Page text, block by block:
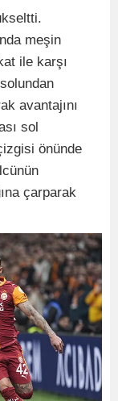
meşin
ile karşı
avantajını
sol
önünde
çarparak